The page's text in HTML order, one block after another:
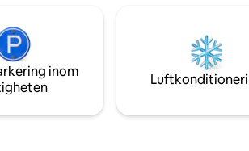
utemöbler och kiva öppen spis
dekorativ) pryder denna
adobe. Bienvenidos a Nuevo
inom